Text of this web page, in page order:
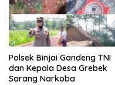
Polsek Binjai Gandeng TNI
dan Kepala Desa Grebek
Sarang Narkoba